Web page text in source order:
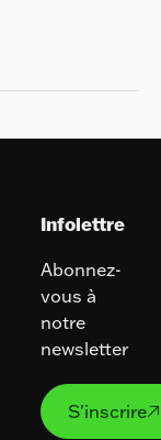
Infolettre
Abonnez-
vous à
notre
newsletter
S'inscrire